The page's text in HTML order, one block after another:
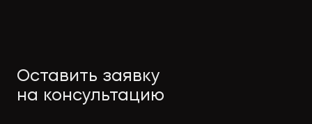
Оставить заявку
на консультацию